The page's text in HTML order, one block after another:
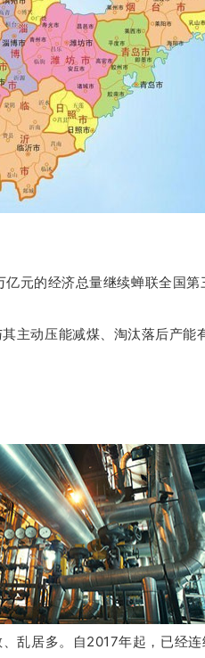
元的经济总量继续蝉联全国第
主动压能减煤、淘汰落后产
乱居多。 自2017年起，已经